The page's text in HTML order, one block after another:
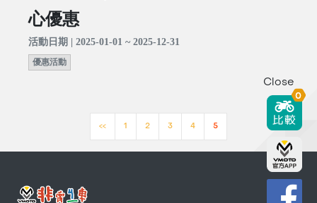
心優惠
活動日期 | 2025-01-01 ~ 2025-12-31
優惠活動
<< 1 2 3 4 5
Close
0